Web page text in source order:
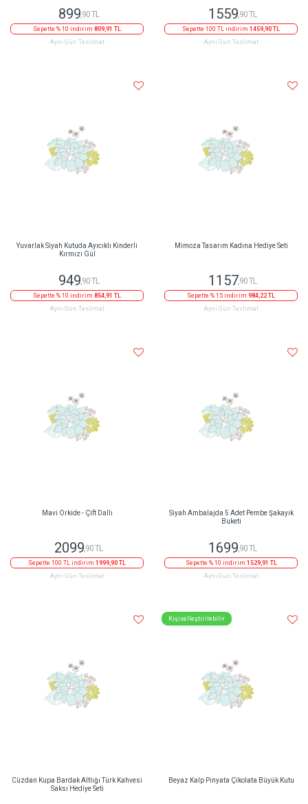
899,90 TL
Sepette % 10 indirim 809,91 TL
Aynı Gün Teslimat
1559,90 TL
Sepette 100 TL indirim 1459,90 TL
Aynı Gün Teslimat
Yuvarlak Siyah Kutuda Ayıcıklı Kinderli
Kırmızı Gül
949,90 TL
Sepette % 10 indirim854,91 TL
Aynı Gün Teslimat
Mimoza Tasarım Kadına Hediye Seti
1157,90 TL
Sepette % 15 indirim984,22 TL
Aynı Gün Teslimat
Mavi Orkide - Çift Dallı
2099,90 TL
Sepette 100 TL indirim1999,90 TL
Aynı Gün Teslimat
Siyah Ambalajda 5 Adet Pembe Şakayık
Buketi
1699,90 TL
Sepette % 10 indirim1529,91 TL
Aynı Gün Teslimat
Cüzdan Kupa Bardak Altlığı Türk Kahvesi
Saksı Hediye Seti
Kişiselleştirilebilir
Beyaz Kalp Pinyata Çikolata Büyük Kutu